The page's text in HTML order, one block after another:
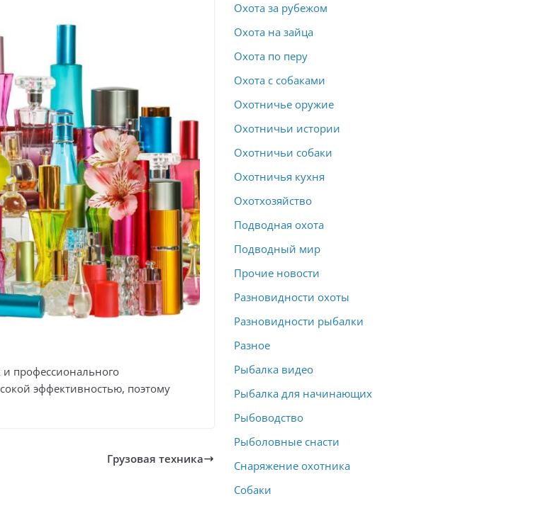
и профессионального
эффективностью, поэтому
Грузовая техника
Охота за рубежом
Охота на зайца
Охота по перу
Охота с собаками
Охотничье оружие
Охотничьи истории
Охотничьи собаки
Охотничья кухня
Охотхозяйство
Подводная охота
Подводный мир
Прочие новости
Разновидности охоты
Разновидности рыбалки
Разное
Рыбалка видео
Рыбалка для начинающих
Рыбоводство
Рыболовные снасти
Снаряжение охотника
Собаки